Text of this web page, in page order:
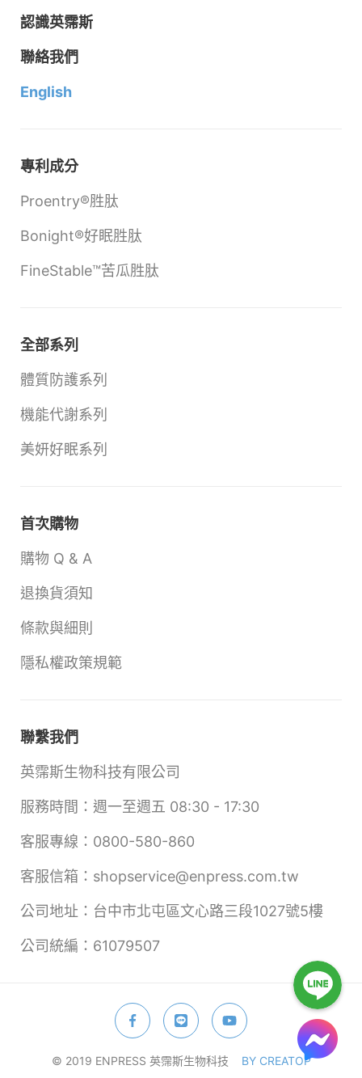
認識英霈斯
聯絡我們
English
專利成分
Proentry®胜肽
Bonight®好眠胜肽
FineStable™苦瓜胜肽
全部系列
體質防護系列
機能代謝系列
美妍好眠系列
首次購物
購物 Q & A
退換貨須知
條款與細則
隱私權政策規範
聯繫我們
英霈斯生物科技有限公司
服務時間：週一至週五 08:30 - 17:30
客服專線：0800-580-860
客服信箱：shopservice@enpress.com.tw
公司地址：台中市北屯區文心路三段1027號5樓
公司統編：61079507
© 2019 ENPRESS 英霈斯生物科技 BY CREATOP